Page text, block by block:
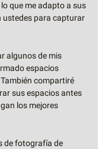
que me adapto a sus
ustedes para capturar
algunos de mis
espacios
compartiré
sus espacios antes
los mejores
de fotografía de